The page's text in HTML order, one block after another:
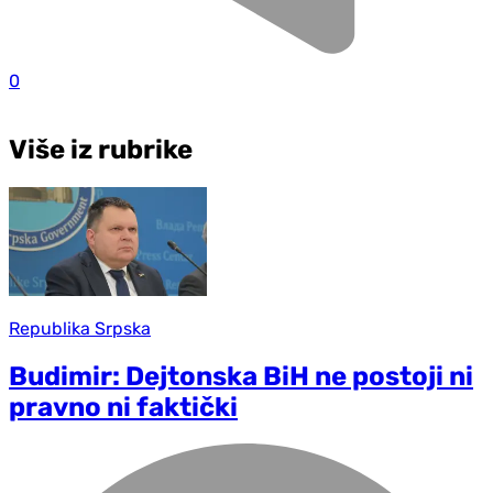
0
Više iz rubrike
Republika Srpska
Budimir: Dejtonska BiH ne postoji ni
pravno ni faktički